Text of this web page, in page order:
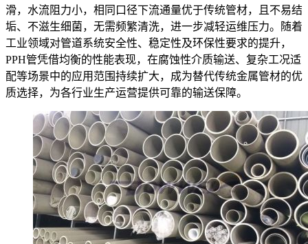
滑，水流阻力小，相同口径下流通量优于传统管材，且不易结
垢、不滋生细菌，无需频繁清洗，进一步减轻运维压力。随着
工业领域对管道系统安全性、稳定性及环保性要求的提升，
PPH管凭借均衡的性能表现，在腐蚀性介质输送、复杂工况适
配等场景中的应用范围持续扩大，成为替代传统金属管材的优
质选择，为各行业生产运营提供可靠的输送保障。